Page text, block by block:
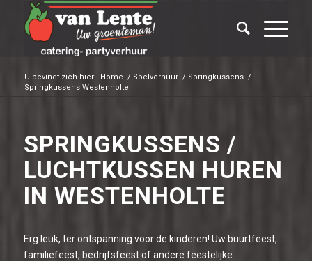
U bevindt zich hier: Home / Spelverhuur / Springkussens /
Springkussens Westenholte
SPRINGKUSSENS /
LUCHTKUSSEN HUREN
IN WESTENHOLTE
Erg leuk, ter ontspanning voor de kinderen! Uw buurtfeest,
familiefeest, bedrijfsfeest of andere feestelijke